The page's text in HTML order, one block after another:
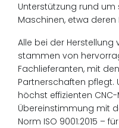
Unterstützung rund um
Maschinen, etwa
Alle bei der
stammen von
Fachlieferanten, mit
Partnerschaften pflegt.
höchst effizienten
Übereinstimmung mit
Norm ISO 9001:2015 –